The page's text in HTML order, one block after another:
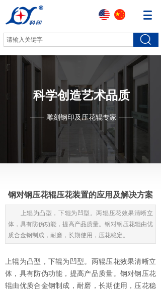
—— 雕刻钢印及压花辊专家 ——
科学创造艺术品质
钢对钢压花辊压花装置的应用及解决方案
​上辊为凸型，下辊为凹型。两辊压花效果清晰立
体，具有防伪功能，提高产品质量。钢对钢压花辊由优
质合金钢制成，耐磨，长期使用，压花稳定。
上辊为凸型，下辊为凹型。两辊压花效果清晰立
体，具有防伪功能，提高产品质量。钢对钢压花
辊由优质合金钢制成，耐磨，长期使用，压花稳